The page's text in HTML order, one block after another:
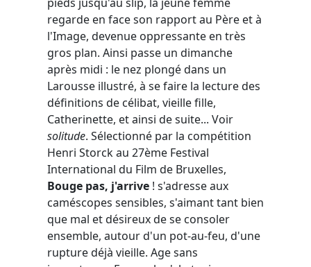
regarde en face son rapport au Père et à
l'Image, devenue oppressante en très
gros plan. Ainsi passe un dimanche
après midi : le nez plongé dans un
Larousse illustré, à se faire la lecture des
définitions de célibat, vieille fille,
Catherinette, et ainsi de suite... Voir
solitude. Sélectionné par la compétition
Henri Storck au 27ème Festival
International du Film de Bruxelles,
Bouge pas, j'arrive ! s'adresse aux
caméscopes sensibles, s'aimant tant bien
que mal et désireux de se consoler
ensemble, autour d'un pot-au-feu, d'une
rupture déjà vieille. Age sans